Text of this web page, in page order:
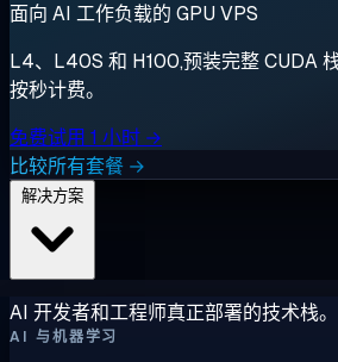
面向 AI 工作负载的 GPU VPS
L4、L40S 和 H100,预装完整 CUDA
按秒计费。
免费试用 1 小时 →
比较所有套餐 →
AI 开发者和工程师真正部署的技术栈。
AI 与机器学习